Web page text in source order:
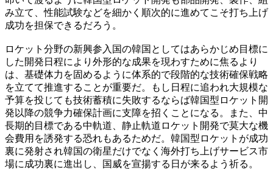
み立て、性能試験などを細かく順次的に進めてこそ打ち上げ
成功を担保できるだろう。
ロケット分野の新興参入国の韓国としてはあらかじめ目標に
した開発日程により外形的な成果を現わすために焦るより
は、基礎体力を固めるように体系的で段階的な技術確保戦略
を立てて推進することが重要だ。もし日程に追われ大規模な
予算を投じても技術蓄積に失敗するならば韓国型ロケット開
発以降の競争力確保計画に支障を招くことになる。また、中
長期的目標である中軌道、静止軌道ロケット開発で莫大な機
会費用を誘発する恐れもあるためだ。韓国型ロケットが成功
裏に発射され韓国の衛星だけでなく海外打ち上げサービス市
場に成功裏に進出し、国威を宣揚する日が来るよう祈る。